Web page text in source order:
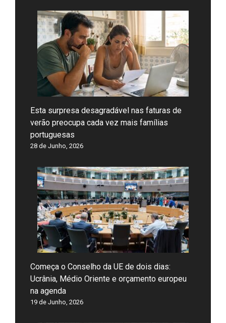
Esta surpresa desagradável nas faturas de
verão preocupa cada vez mais famílias
portuguesas
28 de Junho, 2026
Começa o Conselho da UE de dois dias:
Ucrânia, Médio Oriente e orçamento europeu
na agenda
19 de Junho, 2026